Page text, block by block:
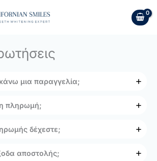
μια παραγγελία;
πληρωμή;
δέχεστε;
αποστολής;